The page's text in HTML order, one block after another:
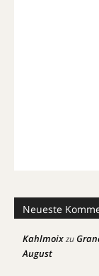
Neueste
Kahlmoixzu
August